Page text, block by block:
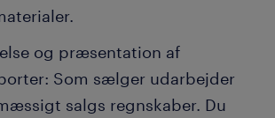
og præsentation af
Som sælger udarbejder
salgs regnskaber. Du